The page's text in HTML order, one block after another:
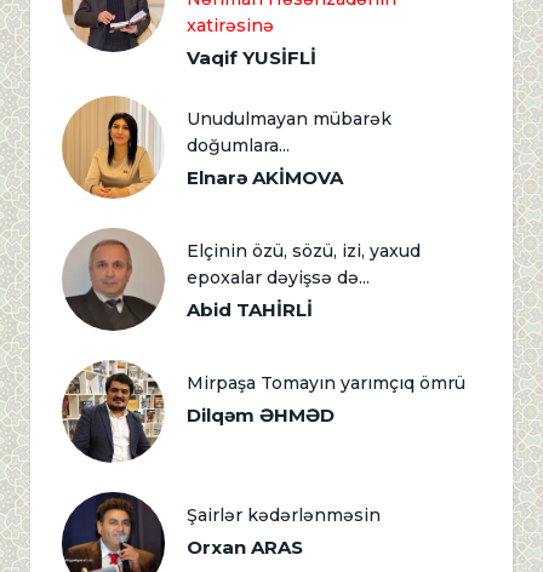
xatirəsinə
Vaqif YUSİFLİ
Unudulmayan mübarək
doğumlara...
Elnarə AKİMOVA
Elçinin özü, sözü, izi, yaxud
epoxalar dəyişsə də...
Abid TAHİRLİ
Mirpaşa Tomayın yarımçıq ömrü
Dilqəm ƏHMƏD
Şairlər kədərlənməsin
Orxan ARAS